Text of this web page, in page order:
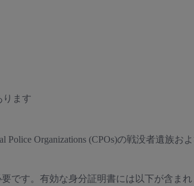
ります
Police Organizations (CPOs)の戦没者遺族お
です。有効な身分証明書には以下が含まれ